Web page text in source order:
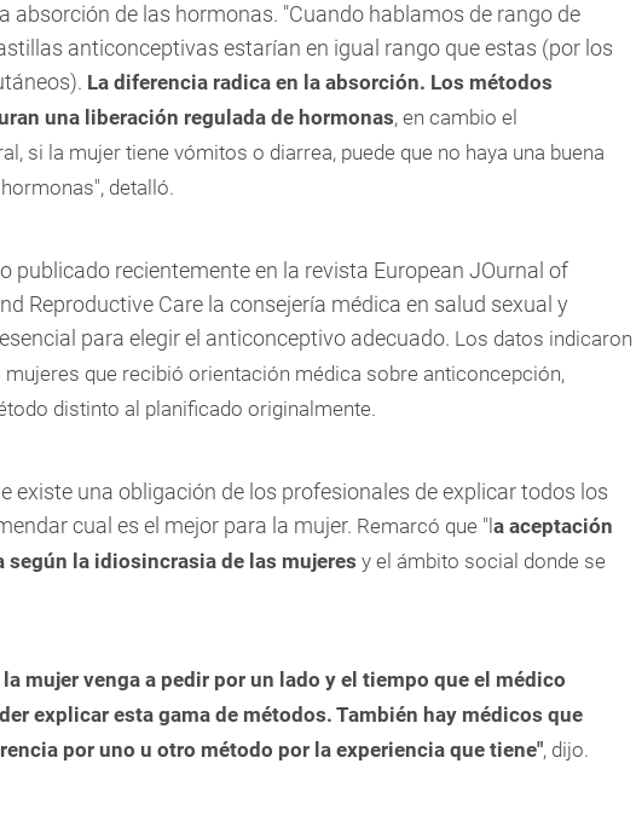
absorción de las hormonas. "Cuando hablamos de rango de
anticonceptivas estarían en igual rango que estas (por los
La diferencia radica en la absorción. Los métodos
una liberación regulada de hormonas, en cambio el
si la mujer tiene vómitos o diarrea, puede que no haya una buena
detalló.
publicado recientemente en la revista European JOurnal of
Reproductive Care la consejería médica en salud sexual y
para elegir el anticonceptivo adecuado. Los datos indicaron
mujeres que recibió orientación médica sobre anticoncepción,
distinto al planificado originalmente.
existe una obligación de los profesionales de explicar todos los
cual es el mejor para la mujer. Remarcó que "l a aceptación
según la idiosincrasia de las mujeres y el ámbito social donde se
mujer venga a pedir por un lado y el tiempo que el médico
explicar esta gama de métodos. También hay médicos que
por uno u otro método por la experiencia que tiene", dijo.